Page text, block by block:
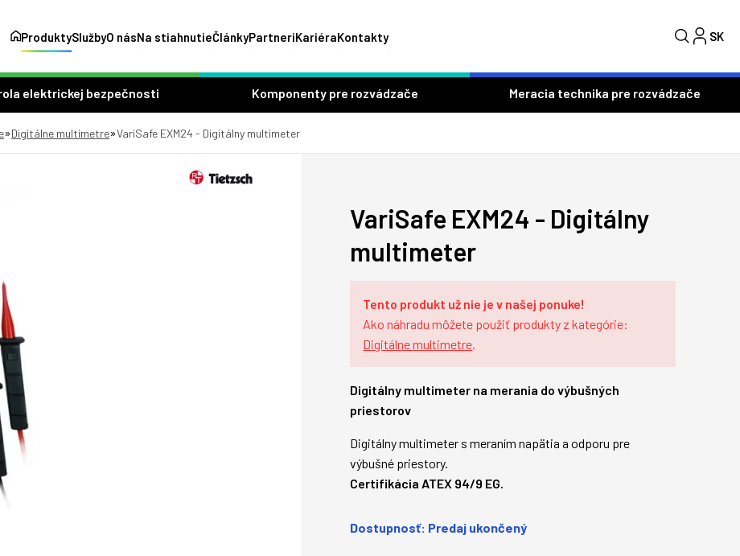
ProduktySlužbyO násNa stiahnutieČlánkyPartneriKariéraKontakty SK
elektrickej bezpečnosti Komponenty pre rozvádzače Meracia technika pre rozvádzače
»Digitálne multimetre»VariSafe EXM24 - Digitálny multimeter
VariSafe EXM24 - Digitálny
multimeter
Tento produkt už nie je v našej ponuke!
Ako náhradu môžete použiť produkty z kategórie:
Digitálne multimetre.
Digitálny multimeter na merania do výbušných
priestorov
Digitálny multimeter s meraním napätia a odporu pre
výbušné priestory.
Certifikácia ATEX 94/9 EG.
Dostupnosť: Predaj ukončený